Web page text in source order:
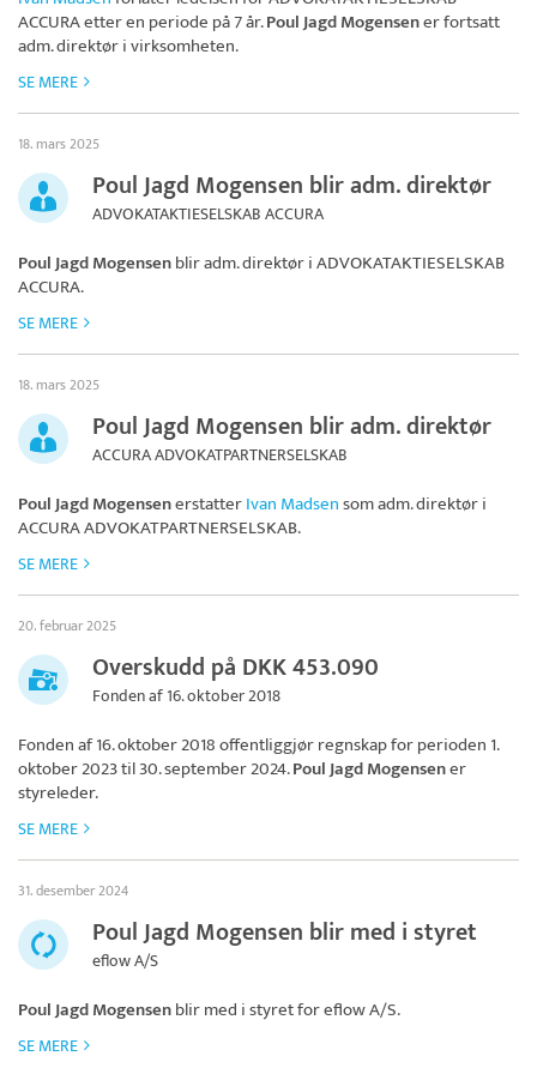
ACCURAetter en periode på 7 år.Poul Jagd Mogensener fortsatt
adm. direktør i virksomheten.
SE MERE
18. mars 2025
Poul Jagd Mogensen blir adm. direktør
ADVOKATAKTIESELSKAB ACCURA
Poul Jagd Mogensenblir adm. direktør iADVOKATAKTIESELSKAB
ACCURA.
SE MERE
18. mars 2025
Poul Jagd Mogensen blir adm. direktør
ACCURA ADVOKATPARTNERSELSKAB
Poul Jagd MogensenerstatterIvan Madsensom adm. direktør i
ACCURA ADVOKATPARTNERSELSKAB.
SE MERE
20. februar 2025
Overskudd på DKK 453.090
Fonden af 16. oktober 2018
Fonden af 16. oktober 2018offentliggjør regnskap for perioden 1.
oktober 2023 til 30. september 2024.Poul Jagd Mogensener
styreleder.
SE MERE
31. desember 2024
Poul Jagd Mogensen blir med i styret
eflow A/S
Poul Jagd Mogensenblir med i styret foreflow A/S.
SE MERE